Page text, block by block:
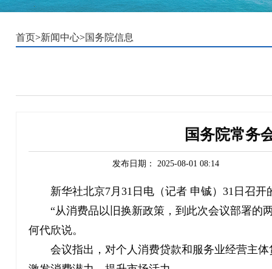
首页>新闻中心>国务院信息
国务院常务
发布日期： 2025-08-01 08:14
新华社北京7月31日电（记者 申铖）31日召
“从消费品以旧换新政策，到此次会议部署的
何代欣说。
会议指出，对个人消费贷款和服务业经营主